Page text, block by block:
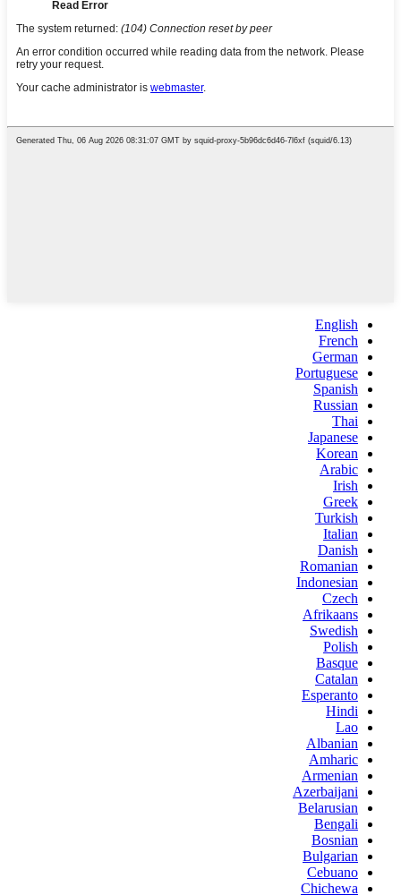
English
French
German
Portuguese
Spanish
Russian
Thai
Japanese
Korean
Arabic
Irish
Greek
Turkish
Italian
Danish
Romanian
Indonesian
Czech
Afrikaans
Swedish
Polish
Basque
Catalan
Esperanto
Hindi
Lao
Albanian
Amharic
Armenian
Azerbaijani
Belarusian
Bengali
Bosnian
Bulgarian
Cebuano
Chichewa